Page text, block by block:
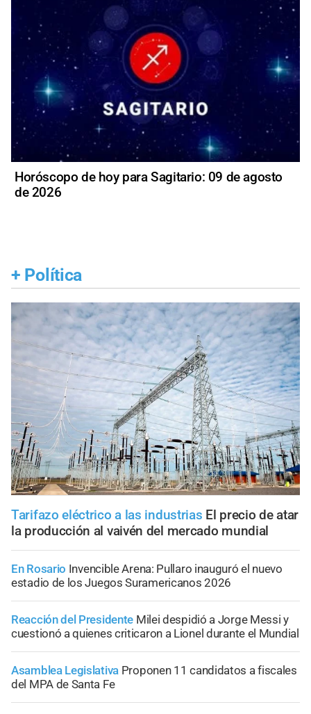
Horóscopo de hoy para Sagitario: 09 de agosto
de 2026
+ Política
Tarifazo eléctrico a las industrias El precio de atar
la producción al vaivén del mercado mundial
En Rosario Invencible Arena: Pullaro inauguró el nuevo
estadio de los Juegos Suramericanos 2026
Reacción del Presidente Milei despidió a Jorge Messi y
cuestionó a quienes criticaron a Lionel durante el Mundial
Asamblea Legislativa Proponen 11 candidatos a fiscales
del MPA de Santa Fe